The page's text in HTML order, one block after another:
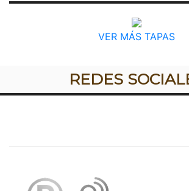
VER MÁS TAPAS
REDES